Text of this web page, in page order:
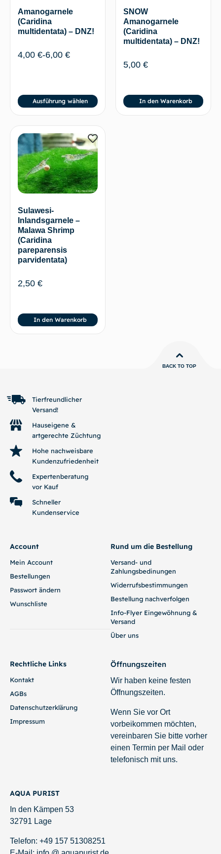
Amanogarnele
(Caridina
multidentata) – DNZ!
4,00 €-6,00 €
Ausführung wählen
SNOW
Amanogarnele
(Caridina
multidentata) – DNZ!
5,00 €
In den Warenkorb
Sulawesi-
Inlandsgarnele –
Malawa Shrimp
(Caridina
pareparensis
parvidentata)
2,50 €
In den Warenkorb
BACK TO TOP
Tierfreundlicher
Versand!
Hauseigene &
artgerechte Züchtung
Hohe nachweisbare
Kundenzufriedenheit
Expertenberatung
vor Kauf
Schneller
Kundenservice
Account
Mein Account
Bestellungen
Passwort ändern
Wunschliste
Rund um die Bestellung
Versand- und
Zahlungsbedinungen
Widerrufsbestimmungen
Bestellung nachverfolgen
Info-Flyer Eingewöhnung &
Versand
Über uns
Rechtliche Links
Kontakt
AGBs
Datenschutzerklärung
Impressum
Öffnungszeiten
Wir haben keine festen
Öffnungszeiten.
Wenn Sie vor Ort
vorbeikommen möchten,
vereinbaren Sie bitte vorher
einen Termin per Mail oder
telefonisch mit uns.
AQUA PURIST
In den Kämpen 53
32791 Lage
Telefon: +49 157 51308251